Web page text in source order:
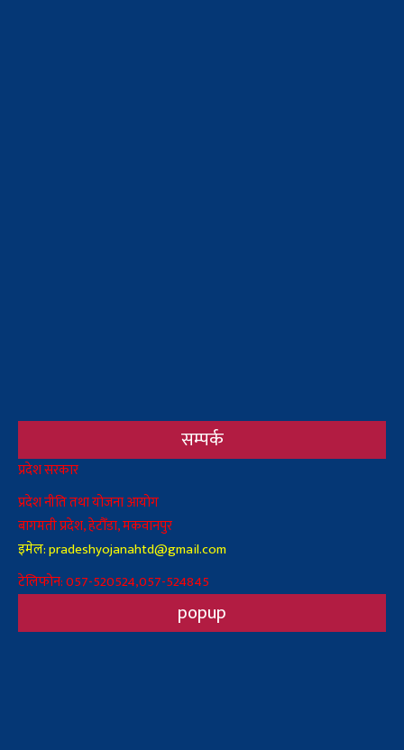
सम्पर्क
Body
प्रदेश सरकार
प्रदेश नीति तथा योजना आयोग
बागमती प्रदेश, हेटौँडा, मकवानपुर
इमेल: pradeshyojanahtd@gmail.com
टेलिफोन: 057-520524,057-524845
popup